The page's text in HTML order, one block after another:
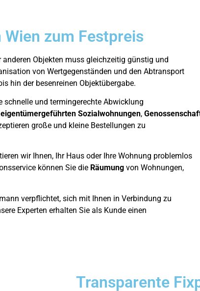
zum Festpreis
anderen Objekten muss gleichzeitig günstig und
von Wertgegenständen und den Abtransport
hin der besenreinen Objektübergabe.
schnelle und termingerechte Abwicklung
eigentümergeführten Sozialwohnungen,
große und kleine Bestellungen zu
wir Ihnen, Ihr Haus oder Ihre Wohnung problemlos
können Sie die Räumung von Wohnungen,
verpflichtet, sich mit Ihnen in Verbindung zu
Experten erhalten Sie als Kunde einen
Transparente